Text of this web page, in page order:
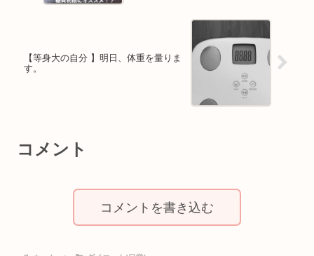
【等身大の自分 】明日、体重を量りま
す。
コメント
コメントを書き込む